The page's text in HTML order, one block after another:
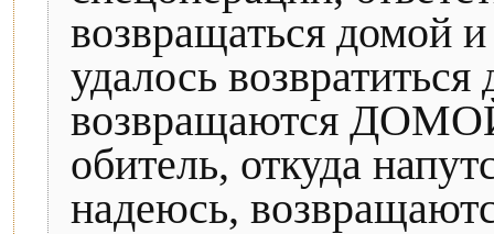
возвращаться домой
удалось
возвращаются
обитель, откуда
надеюсь,